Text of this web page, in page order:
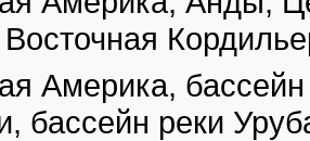
Америка,
бассейн реки